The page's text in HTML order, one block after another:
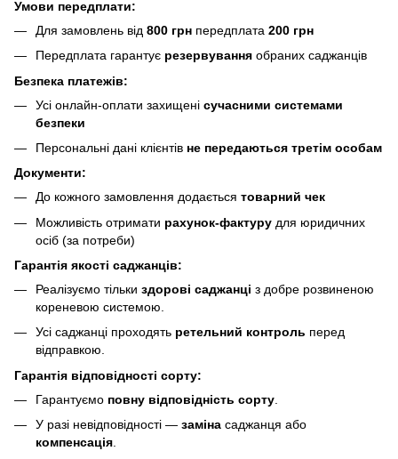
Умови передплати:
Для замовлень від 800 грн передплата 200 грн
Передплата гарантує резервування обраних саджанців
Безпека платежів:
Усі онлайн-оплати захищені сучасними системами
безпеки
Персональні дані клієнтів не передаються третім особам
Документи:
До кожного замовлення додається товарний чек
Можливість отримати рахунок-фактуру для юридичних
осіб (за потреби)
Гарантія якості саджанців:
Реалізуємо тільки здорові саджанці з добре розвиненою
кореневою системою.
Усі саджанці проходять ретельний контроль перед
відправкою.
Гарантія відповідності сорту:
Гарантуємо повну відповідність сорту
У разі невідповідності — заміна саджанця або
компенсація.